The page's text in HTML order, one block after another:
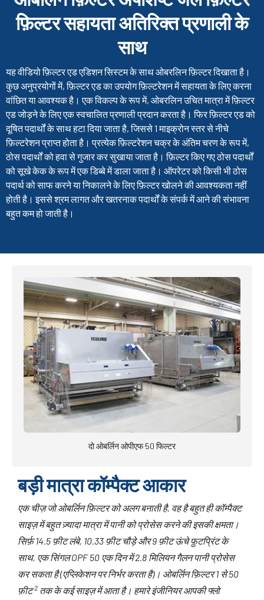
फ़िल्टर सहायता अतिरिक्त प्रणाली के
साथ
यह वीडियो फ़िल्टर एड एडिशन सिस्टम के साथ ओबरलिन फ़िल्टर दिखाता है।
कुछ अनुप्रयोगों में, फ़िल्टर एड का उपयोग फ़िल्टरेशन में सहायता के लिए करना
वांछित या आवश्यक है। एक विकल्प के रूप में, ओबरलिन उचित मात्रा में फ़िल्टर
एड जोड़ने के लिए एक स्वचालित प्रणाली प्रदान करता है। फिर फ़िल्टर एड को
दूषित पदार्थों के साथ हटा दिया जाता है, जिससे 1 माइक्रोन स्तर से नीचे
फ़िल्टरेशन प्राप्त होता है। प्रत्येक फ़िल्टरेशन चक्र के अंतिम चरण के रूप में,
ठोस पदार्थों को हवा से गुजार कर सुखाया जाता है। फ़िल्टर किए गए ठोस पदार्थों
को सूखे केक के रूप में एक डिब्बे में डाला जाता है। ऑपरेटर को किसी भी ठोस
पदार्थ को साफ करने या निकालने के लिए फ़िल्टर खोलने की आवश्यकता नहीं
होती है। इससे श्रम लागत और खतरनाक पदार्थों के संपर्क में आने की संभावना
बहुत कम हो जाती है।
दो ओबर्लिन ओपीएफ 50 फिल्टर
बड़ी मात्रा कॉम्पैक्ट आकार
एक चीज़ जो ओबर्लिन फ़िल्टर को अलग बनाती है, वह है बहुत ही कॉम्पैक्ट
साइज़ में बहुत ज़्यादा मात्रा में पानी को प्रोसेस करने की इसकी क्षमता।
सिर्फ़ 14.5 फ़ीट लंबे, 10.33 फ़ीट चौड़े और 9 फ़ीट ऊंचे फ़ुटप्रिंट के
साथ, एक सिंगल OPF 50 एक दिन में 2.8 मिलियन गैलन पानी प्रोसेस
कर सकता है (एप्लिकेशन पर निर्भर करता है)। ओबर्लिन फ़िल्टर 1 से 50
फ़ीट2 तक के कई साइज़ में आता है। हमारे इंजीनियर आपकी फ्लो